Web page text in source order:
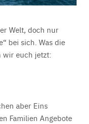
Welt, doch nur
bei sich. Was die
wir euch jetzt:
aber Eins
Familien Angebote